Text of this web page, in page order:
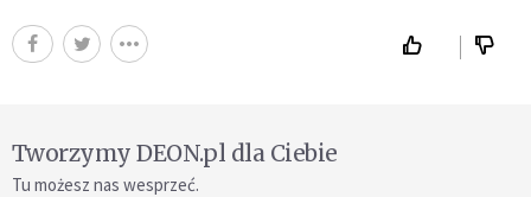
Tworzymy DEON.pl dla Ciebie
Tu możesz nas wesprzeć.